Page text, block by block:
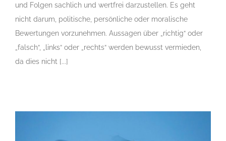
und Folgen sachlich und wertfrei darzustellen. Es geht
nicht darum, politische, persönliche oder moralische
Bewertungen vorzunehmen. Aussagen über „richtig“ oder
„falsch“, „links“ oder „rechts“ werden bewusst vermieden,
da dies nicht [...]